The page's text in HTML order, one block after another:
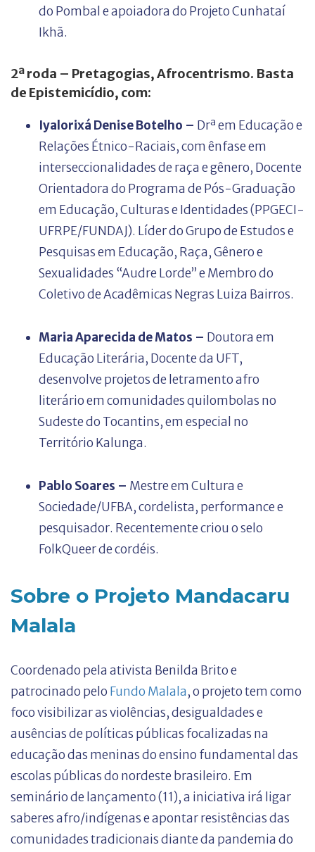
do Pombal e apoiadora do Projeto Cunhataí
Ikhã.
2ª roda – Pretagogias, Afrocentrismo. Basta
de Epistemicídio, com:
Iyalorixá Denise Botelho – Drª em Educação e
Relações Étnico-Raciais, com ênfase em
interseccionalidades de raça e gênero, Docente
Orientadora do Programa de Pós-Graduação
em Educação, Culturas e Identidades (PPGECI-
UFRPE/FUNDAJ). Líder do Grupo de Estudos e
Pesquisas em Educação, Raça, Gênero e
Sexualidades “Audre Lorde” e Membro do
Coletivo de Acadêmicas Negras Luiza Bairros.
Maria Aparecida de Matos – Doutora em
Educação Literária, Docente da UFT,
desenvolve projetos de letramento afro
literário em comunidades quilombolas no
Sudeste do Tocantins, em especial no
Território Kalunga.
Pablo Soares – Mestre em Cultura e
Sociedade/UFBA, cordelista, performance e
pesquisador. Recentemente criou o selo
FolkQueer de cordéis.
Sobre o Projeto Mandacaru
Malala
Coordenado pela ativista Benilda Brito e
patrocinado pelo Fundo Malala, o projeto tem como
foco visibilizar as violências, desigualdades e
ausências de políticas públicas focalizadas na
educação das meninas do ensino fundamental das
escolas públicas do nordeste brasileiro. Em
seminário de lançamento (11), a iniciativa irá ligar
saberes afro/indígenas e apontar resistências das
comunidades tradicionais diante da pandemia do